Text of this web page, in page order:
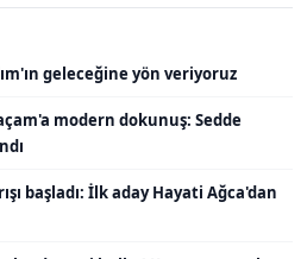
geleceğine yön veriyoruz
modern dokunuş: Sedde
başladı: İlk aday Hayati Ağca'dan